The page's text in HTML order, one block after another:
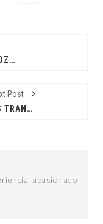
VISITAS REALES EN TEMOZÓN
Post
EN EQUIPO ESTAMOS TRANSFORMANDO MÉRIDA: CPL
apasionado